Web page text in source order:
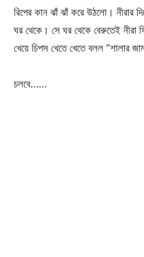
রিপের কান ঝাঁ ঝাঁ করে উঠলো। নীরার
ঘর থেকে। সে ঘর থেকে বেরুতেই নীরা
খেয়ে চিপস খেতে খেতে বলল “শালার
চলবে……